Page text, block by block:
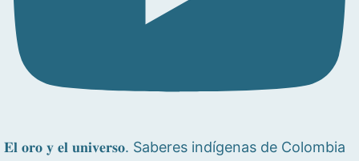
𝐄𝐥 𝐨𝐫𝐨 𝐲 𝐞𝐥 𝐮𝐧𝐢𝐯𝐞𝐫𝐬𝐨. Saberes indígenas de Colombia